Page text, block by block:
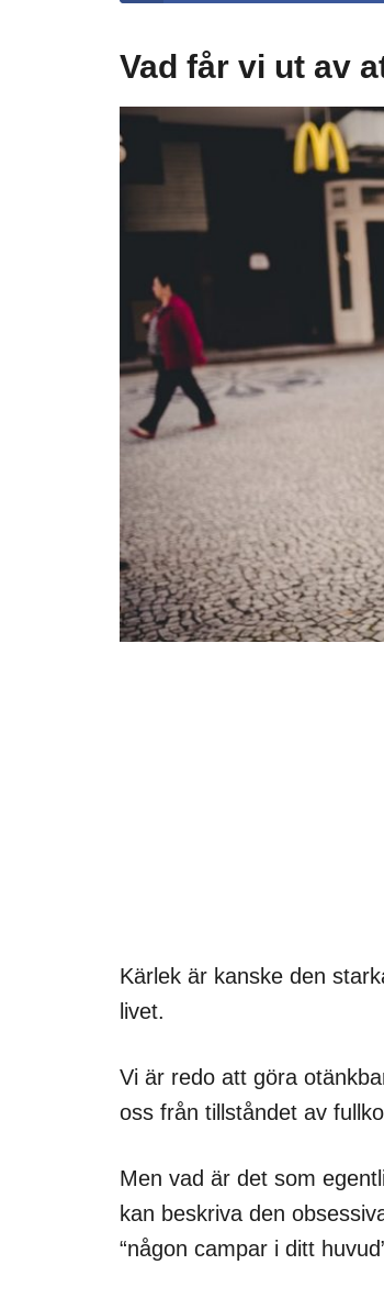
Vad får vi ut av
Kärlek är kanske den
livet.
Vi är redo att göra
oss från tillståndet av
Men vad är det som
kan beskriva den
“någon campar i ditt